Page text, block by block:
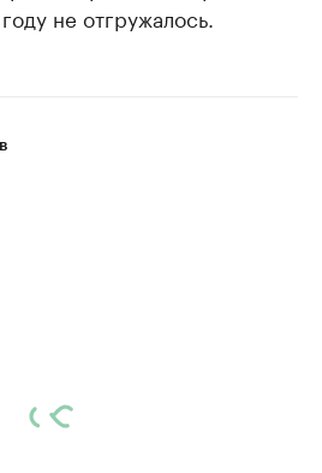
не отгружалось.